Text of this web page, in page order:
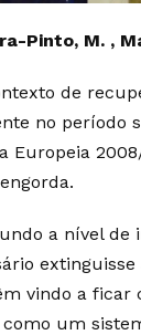
Pinto, M. ,
de
no período
Europeia
a nível
vindo a ficar
um